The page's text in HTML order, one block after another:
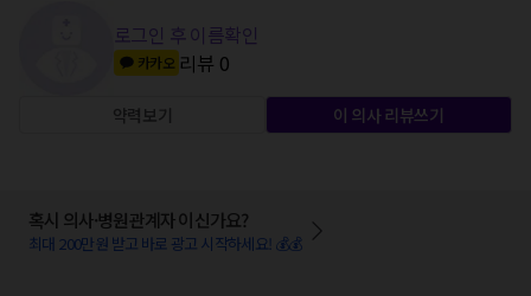
로그인 후 이름확인
카카오 리뷰 0
약력보기 이 의사 리뷰쓰기
혹시 의사·병원관계자 이신가요?
최대 200만원 받고 바로 광고 시작하세요! 💰💰